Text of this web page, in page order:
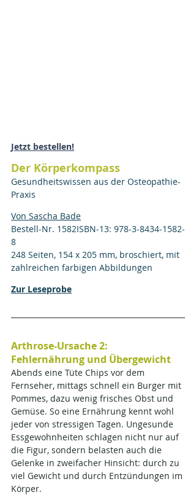
Jetzt bestellen!
Der Körperkompass
Gesundheitswissen aus der Osteopathie-
Praxis
Von Sascha Bade
Bestell-Nr. 1582ISBN-13: 978-3-8434-1582-
8
248 Seiten, 154 x 205 mm, broschiert, mit
zahlreichen farbigen Abbildungen
Zur Leseprobe
Arthrose-Ursache 2:
Fehlernährung und Übergewicht
Abends eine Tüte Chips vor dem
Fernseher, mittags schnell ein Burger mit
Pommes, dazu wenig frisches Obst und
Gemüse. So eine Ernährung kennt wohl
jeder von stressigen Tagen. Ungesunde
Essgewohnheiten schlagen nicht nur auf
die Figur, sondern belasten auch die
Gelenke in zweifacher Hinsicht: durch zu
viel Gewicht und durch Entzündungen im
Körper.